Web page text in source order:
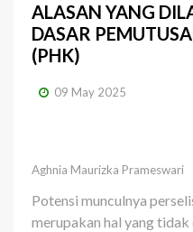
ALASAN YANG
DASAR
(PHK)
09 May 2025
Aghnia Maurizka Prameswari
Potensi munculnya
merupakan hal yang